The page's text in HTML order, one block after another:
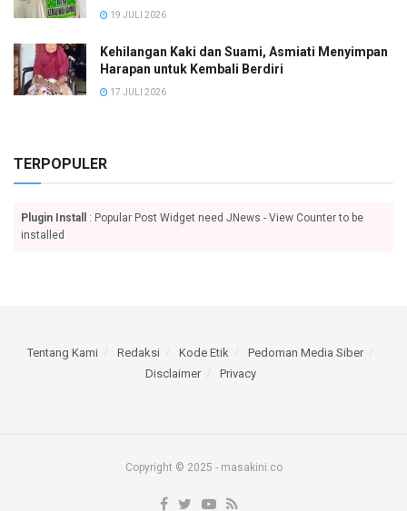
19 JULI 2026
Kehilangan Kaki dan Suami, Asmiati Menyimpan
Harapan untuk Kembali Berdiri
17 JULI 2026
TERPOPULER
Plugin Install
: Popular Post Widget need JNews - View Counter to be
installed
Tentang Kami Redaksi Kode Etik
Pedoman Media Siber
Disclaimer
Privacy
Copyright © 2025 - masakini.co